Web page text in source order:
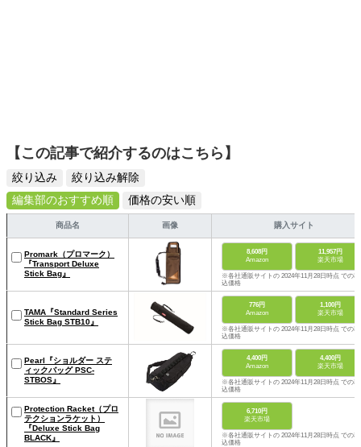
【この記事で紹介するのはこちら】
絞り込み
絞り込み解除
編集部のおすすめ順
価格の安い順
商品名 画像 購入サイト
Promark（プロマーク）
『Transport Deluxe
Stick Bag』
8,608円
Amazon
11,957円
楽天市場
※各社通販サイトの 2024年11月28日時点 での税
込価格
TAMA『Standard Series
Stick Bag STB10』
776円
Amazon
1,100円
楽天市場
※各社通販サイトの 2024年11月28日時点 での税
込価格
Pearl『ショルダー ステ
ィックバッグ PSC-
STBOS』
4,400円
Amazon
4,400円
楽天市場
※各社通販サイトの 2024年11月28日時点 での税
込価格
Protection Racket（プロ
テクションラケット）
『Deluxe Stick Bag
BLACK』
6,710円
楽天市場
※各社通販サイトの 2024年11月28日時点 での税
込価格